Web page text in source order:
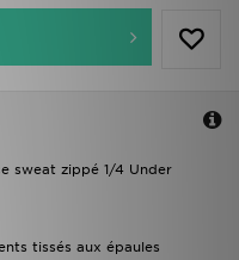
sweat zippé 1/4 Under
tissés aux épaules